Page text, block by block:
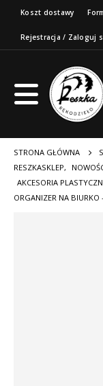
Koszt dostawy
Rejestracja / Zaloguj
STRONA GŁÓWNA
RESZKASKLEP,
AKCESORIA
ORGANIZER NA